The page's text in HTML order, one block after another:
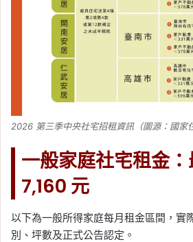
2026 第三季中央社宅招租資訊（圖源：國家
一般家庭社宅租金
7,160 元
以下為一般所得家庭每月租金區間，實
別、坪數及正式公告認定。